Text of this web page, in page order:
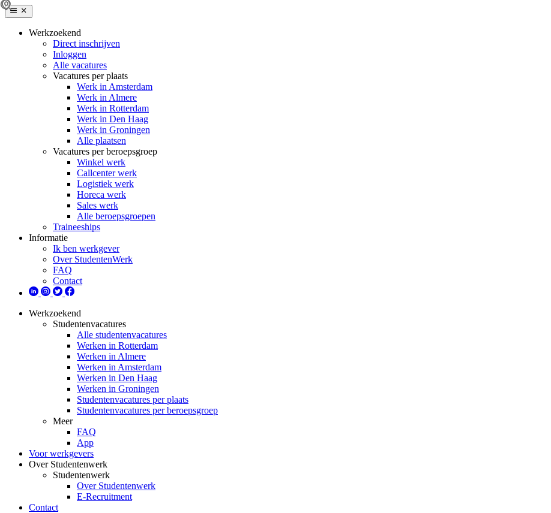
Werkzoekend
Direct inschrijven
Inloggen
Alle vacatures
Vacatures per plaats
Werk in Amsterdam
Werk in Almere
Werk in Rotterdam
Werk in Den Haag
Werk in Groningen
Alle plaatsen
Vacatures per beroepsgroep
Winkel werk
Callcenter werk
Logistiek werk
Horeca werk
Sales werk
Alle beroepsgroepen
Traineeships
Informatie
Ik ben werkgever
Over StudentenWerk
FAQ
Contact
Werkzoekend
Studentenvacatures
Alle studentenvacatures
Werken in Rotterdam
Werken in Almere
Werken in Amsterdam
Werken in Den Haag
Werken in Groningen
Studentenvacatures per plaats
Studentenvacatures per beroepsgroep
Meer
FAQ
App
Voor werkgevers
Over Studentenwerk
Studentenwerk
Over Studentenwerk
E-Recruitment
Contact